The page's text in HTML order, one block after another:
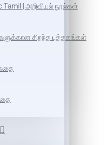
Tamil | அறிவியல் நூல்கள்
சிறந்த புத்தகங்கள்